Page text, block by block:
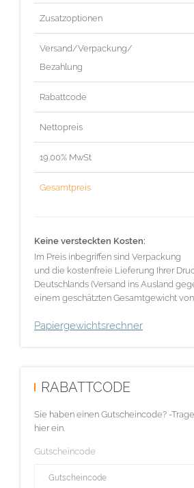
Zusatzoptionen
Versand/Verpackung/
Bezahlung
Rabattcode
Nettopreis
19.00% MwSt
Gesamtpreis
Keine versteckten Kosten:
Im Preis inbegriffen sind Verpackung
und die kostenfreie Lieferung Ihrer
Deutschlands (Versand ins Ausland
einem geschätzten Gesamtgewicht von
Papiergewichtsrechner
RABATTCODE
Sie haben einen Gutscheincode? -
hier ein.
Gutscheincode